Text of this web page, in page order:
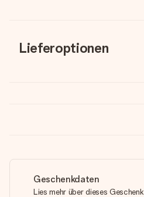
Lieferoptionen
Geschenkdaten
Lies mehr über dieses Geschenk